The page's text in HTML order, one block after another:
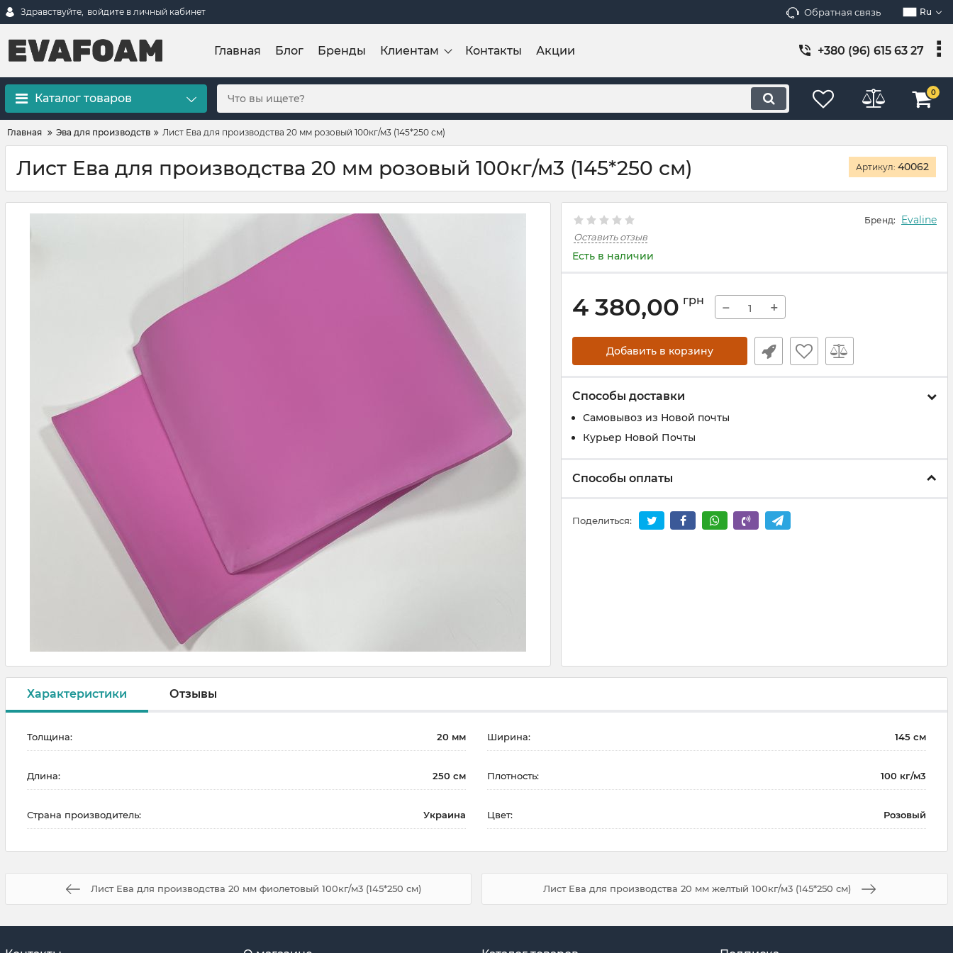
Здравствуйте, войдите в личный кабинет Обратная связь Ru
Главная Блог Бренды Клиентам Контакты Акции +380 (96) 615 63 27
Каталог товаров 0
Главная Эва для производств Лист Ева для производства 20 мм розовый 100кг/м3 (145*250 см)
Лист Ева для производства 20 мм розовый 100кг/м3 (145*250 см) Артикул: 40062
Бренд: Evaline
Оставить отзыв
Есть в наличии
4 380,00 грн − +
Добавить в корзину
Способы доставки
Самовывоз из Новой почты
Курьер Новой Почты
Способы оплаты
Поделиться:
Характеристики Отзывы
Толщина: 20 мм Ширина: 145 см
Длина: 250 см Плотность: 100 кг/м3
Страна производитель: Украина Цвет: Розовый
Лист Ева для производства 20 мм фиолетовый 100кг/м3 (145*250 см) Лист Ева для производства 20 мм желтый 100кг/м3 (145*250 см)